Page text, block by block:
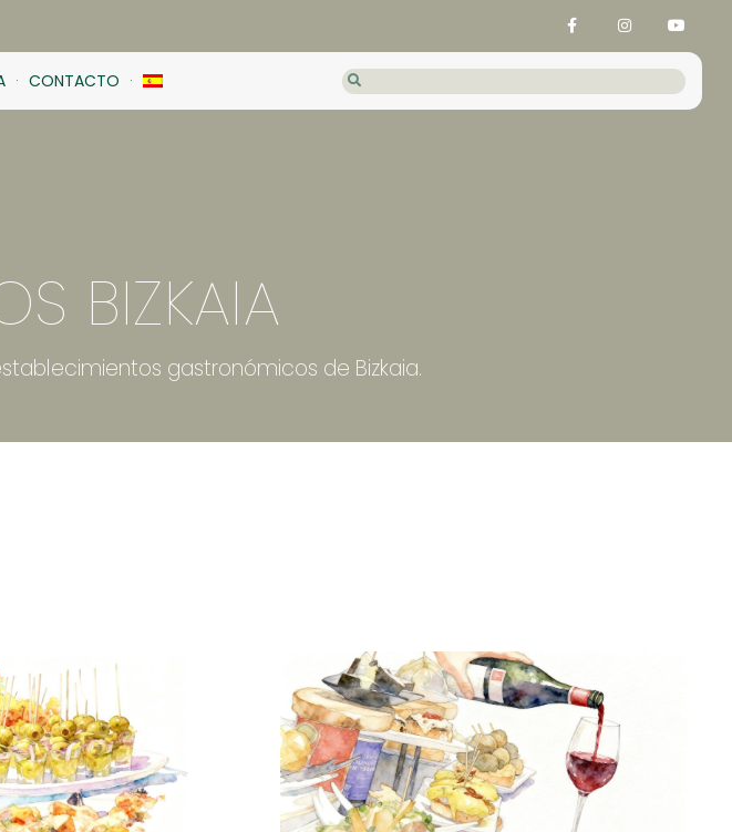
CONTACTO
BIZKAIA
gastronómicos de Bizkaia.